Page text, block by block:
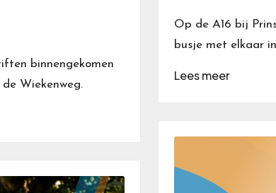
Op de A16 bij
busje met elkaar
Lees meer
binnengekomen
Wiekenweg.